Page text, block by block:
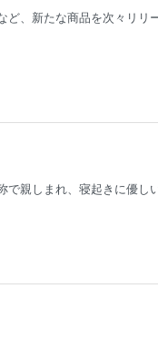
、新たな商品を次々リリ
親しまれ、寝起きに優し